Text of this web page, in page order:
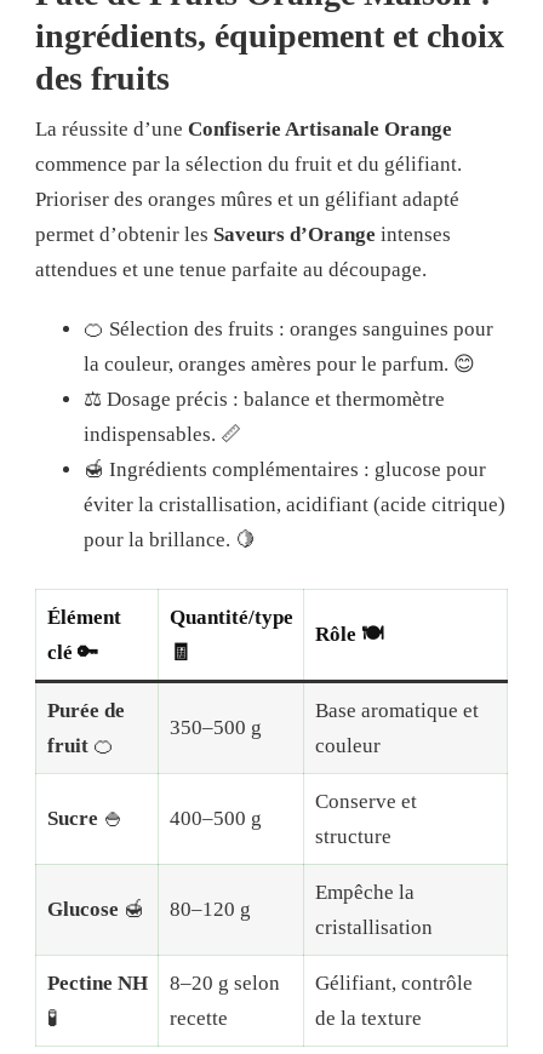
ingrédients, équipement et choix
des fruits
La réussite d’une Confiserie Artisanale Orange
commence par la sélection du fruit et du gélifiant.
Prioriser des oranges mûres et un gélifiant adapté
permet d’obtenir les Saveurs d’Orange intenses
attendues et une tenue parfaite au découpage.
🍊 Sélection des fruits : oranges sanguines pour
la couleur, oranges amères pour le parfum. 😊
⚖️ Dosage précis : balance et thermomètre
indispensables. 📏
🍯 Ingrédients complémentaires : glucose pour
éviter la cristallisation, acidifiant (acide citrique)
pour la brillance. 🍋
Élément
clé 🔑
Quantité/type
🧾
Rôle 🍽️
Purée de
fruit🍊
350–500 g
Base aromatique et
couleur
Sucre 🍚 400–500 g
Conserve et
structure
Glucose 🍯 80–120 g
Empêche la
cristallisation
Pectine NH
🧪
8–20 g selon
recette
Gélifiant, contrôle
de la texture